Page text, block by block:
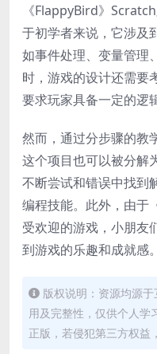
《FlappyBird》
于初学者来说，它涉及
如事件处理、变量管理
时，游戏的设计还需要
要求玩家具备一定的逻
然而，通过分步骤的教
这个项目也可以被分解
不断尝试和错误中找到
编程技能。此外，由于
受欢迎的游戏，小朋友
到游戏的乐趣和成就感。
版权说明：资源均源
用及完整性，仅供个人学
正版，若侵犯第三方权益